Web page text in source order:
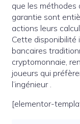
que les méthodes
garantie sont
actions leurs
Cette disponibilité
bancaires
cryptomonnaie,
joueurs qui
l’ingénieur .
[elementor-